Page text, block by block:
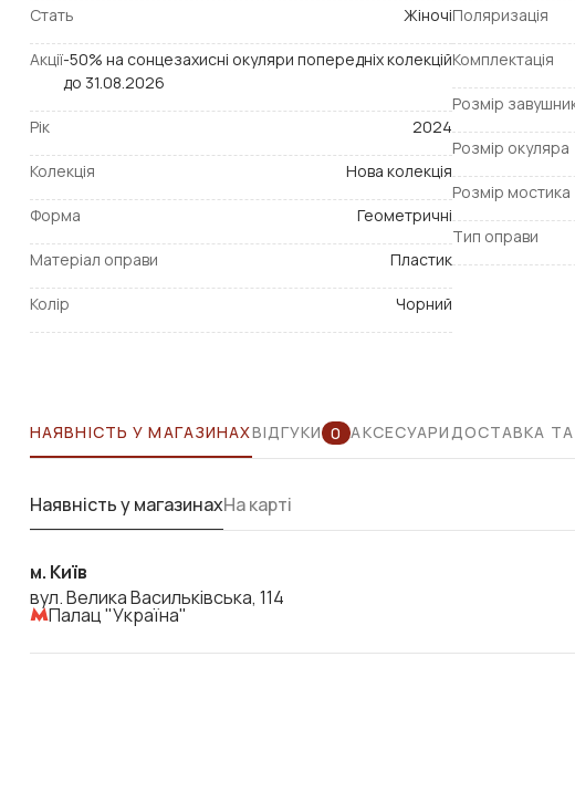
Стать Жіночі
Акції-50% на сонцезахисні окуляри попередніх колекцій
до 31.08.2026
Рік 2024
Колекція Нова колекція
Форма Геометричні
Матеріал оправи Пластик
Колір Чорний
Поляризація
Комплектація
Розмір
Розмір окуляра
Розмір мостика
Тип оправи
НАЯВНІСТЬ У МАГАЗИНАХВІДГУКИ 0 АКСЕСУАРИДОСТАВКА
Наявність у магазинахНа карті
м. Київ
вул. Велика Васильківська, 114
Палац "Україна"